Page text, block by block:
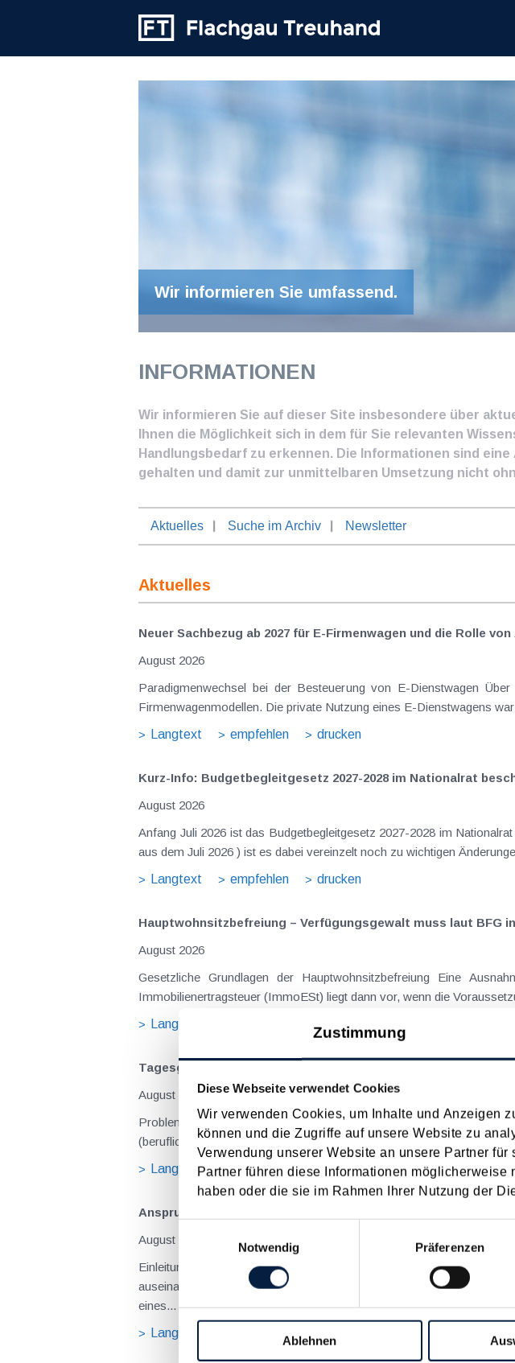
Zustimmung
Diese Webseite verwendet Cookies
Wir verwenden Cookies, um Inhalte und Anzeigen
können und die Zugriffe auf unsere Website zu
Verwendung unserer Website an unsere Partner
Partner führen diese Informationen
haben oder die sie im Rahmen Ihrer Nutzung der
Notwendig
Präferenzen
Ablehnen
Wir informieren Sie umfassend.
INFORMATIONEN
Wir informieren Sie auf dieser Site insbesondere über
Ihnen die Möglichkeit sich in dem für Sie relevanten
Handlungsbedarf zu erkennen. Die Informationen sind
gehalten und damit zur unmittelbaren Umsetzung nicht
Aktuelles Suche im Archiv Newsletter
Aktuelles
Neuer Sachbezug ab 2027 für E-Firmenwagen und die Rolle
August 2026
Paradigmenwechsel bei der Besteuerung von E-Dienstwagen Über Jahre hinweg galten reine Elektrofahrzeuge als steuerlicher Goldstandard bei
Firmenwagenmodellen. Die private Nutzung eines E-Dienstwagens
Langtext
empfehlen drucken
Kurz-Info: Budgetbegleitgesetz 2027-2028 im Nationalrat
August 2026
Anfang Juli 2026 ist das Budgetbegleitgesetz 2027-2028 im
Langtext
empfehlen drucken
Hauptwohnsitz​­befreiung – Verfügungsgewalt muss laut BFG
August 2026
Gesetzliche Grundlagen der Hauptwohnsitzbefreiung Eine Ausnahme von der bei privaten Grundstücksveräußerungen regelmäßig anfallenden
Immobilienertragsteuer (ImmoESt) liegt dann vor, wenn die
Langtext
drucken
Tagesgelder auch bei eintägiger Reise ohne Nächtigung
August 2026
Problemstellung und rechtlicher Hintergrund Tagesgelder sollen Verpflegungsmehraufwendungen ausgleichen, welche im Zuge von Dienstreisen
(beruflich bedingten Reisen) durch die Unkenntnis über die lokale
Langtext
empfehlen drucken
Anspruch auf Familienbeihilfe bei geschiedenen Eltern
August 2026
Einleitung und Kernaussage der Entscheidung Das Bundesfinanzgericht (GZ RV/7103366/2025 vom 10.02.2026) hatte sich mit der Frage
auseinanderzusetzen, welchem Elternteil nach einer Scheidung die
eines...
Langtext
empfehlen